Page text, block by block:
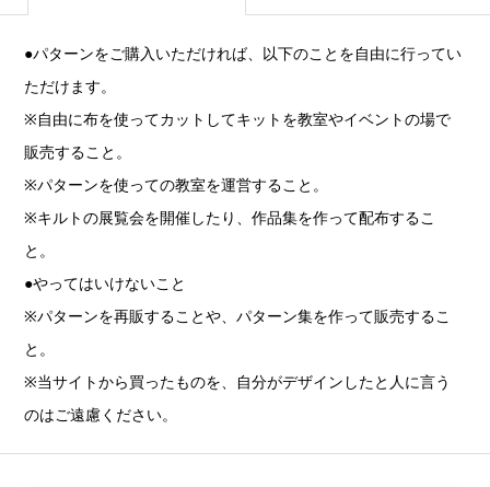
●パターンをご購入いただければ、以下のことを自由に行ってい
ただけます。
※自由に布を使ってカットしてキットを教室やイベントの場で
販売すること。
※パターンを使っての教室を運営すること。
※キルトの展覧会を開催したり、作品集を作って配布するこ
と。
●やってはいけないこと
※パターンを再販することや、パターン集を作って販売するこ
と。
※当サイトから買ったものを、自分がデザインしたと人に言う
のはご遠慮ください。